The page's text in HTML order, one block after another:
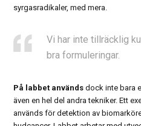
syrgasradikaler, med mera.
Vi har inte tillräcklig
bra formuleringar.
På labbet används dock inte bara
även en hel del andra tekniker. Ett
används för detektion av